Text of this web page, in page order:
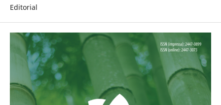
Editorial